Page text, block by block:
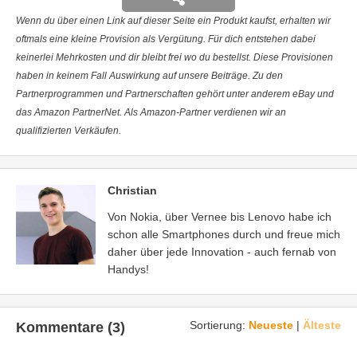
Wenn du über einen Link auf dieser Seite ein Produkt kaufst, erhalten wir
oftmals eine kleine Provision als Vergütung. Für dich entstehen dabei
keinerlei Mehrkosten und dir bleibt frei wo du bestellst. Diese Provisionen
haben in keinem Fall Auswirkung auf unsere Beiträge. Zu den
Partnerprogrammen und Partnerschaften gehört unter anderem eBay und
das Amazon PartnerNet. Als Amazon-Partner verdienen wir an
qualifizierten Verkäufen.
Christian
Von Nokia, über Vernee bis Lenovo habe ich
schon alle Smartphones durch und freue mich
daher über jede Innovation - auch fernab von
Handys!
Sortierung: Neueste | Älteste
Kommentare (3)